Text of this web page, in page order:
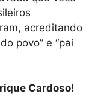
acreditando
povo” e “pai
Cardoso!